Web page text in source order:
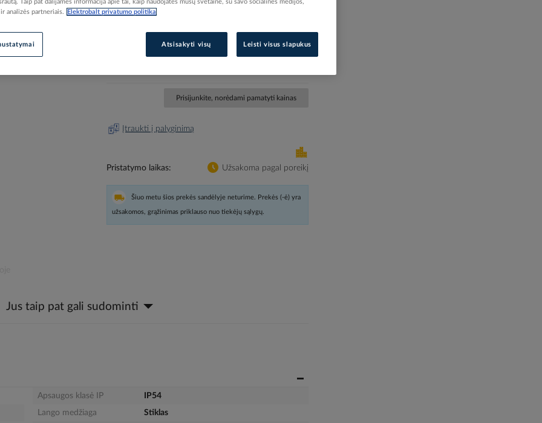
Elektrobalt prekės kodas
211070
EAN kodas
4028177476448
Prisijunkite, norėdami pamatyti kainas
Įtraukti į palyginimą
Pristatymo laikas Užsakoma pagal poreikį
Šiuo metu šios prekės sandėlyje neturime. Prekės (-ė) yra
užsakomos, grąžinimas priklauso nuo tiekėjų sąlygų.
Jus taip pat gali sudominti
Apsaugos klasė IP
IP54
Lango medžiaga
Stiklas
Taip pat dalijamės informacija apie tai, kaip naudojatės mūsų svetaine, su savo socialinės medijos,
analizės partneriais.
Elektrobalt privatumo politika
Atsisakyti visų Leisti visus slapukus